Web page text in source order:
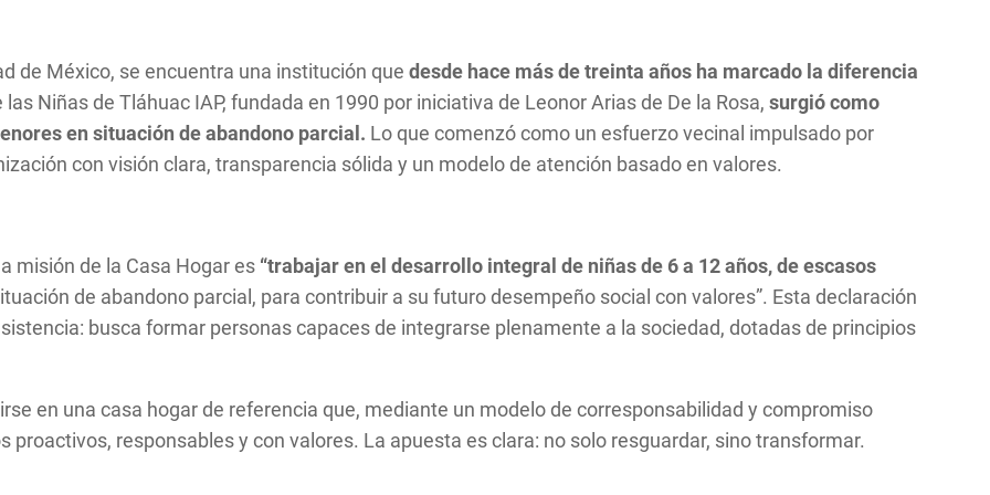
de México, se encuentra una institución quedesde hace más de treinta años ha marcado la diferencia
las Niñas de Tláhuac IAP, fundada en 1990 por iniciativa de Leonor Arias de De la Rosa,surgió como
en situación de abandono parcial. Lo que comenzó como un esfuerzo vecinal impulsado por
con visión clara, transparencia sólida y un modelo de atención basado en valores.
misión de la Casa Hogar es “trabajar en el desarrollo integral de niñas de 6 a 12 años, de escasos
de abandono parcial, para contribuir a su futuro desempeño social con valores”. Esta declaración
busca formar personas capaces de integrarse plenamente a la sociedad, dotadas de principios
en una casa hogar de referencia que, mediante un modelo de corresponsabilidad y compromiso
responsables y con valores. La apuesta es clara: no solo resguardar, sino transformar.